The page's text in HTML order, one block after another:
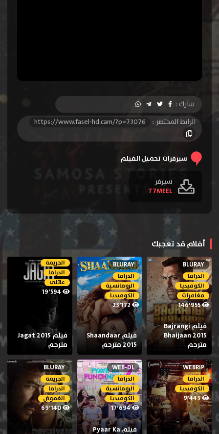
شارك :
الرابط المختصر :
https://www.fasel-hd.cam/?p=73076
سيرفرات تحميل الفيلم
سيرفر
T7MEEL
أفلام قد تعجبك
BLURAY
الدراما
الكوميديا
مغامرات
146٬955
فيلم Bajrangi
Bhaijaan 2015
مترجم
BLURAY
الدراما
الرومانسية
الكوميديا
23٬172
فيلم Shaandaar
2015 مترجم
الجريمة
الدراما
عائلي
فيلم Jagat 2015
مترجم
WEBRIP
الدراما
الكوميديا
9٬443
WEB-DL
الدراما
الرومانسية
الكوميديا
17٬694
فيلم Pyaar Ka
BLURAY
الجريمة
الدراما
الغموض
69٬140